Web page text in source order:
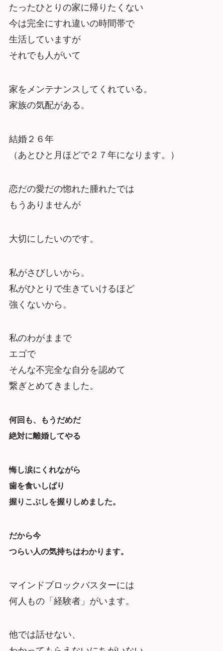
たったひとりの家に帰りたくない
今は完全にすれ違いの時間帯で
生活していますが
それでも人がいて
家をメンテナンスしてくれている。
家族の気配がある。
結婚２６年
（あとひと月ほどで２７年になります。）
恋だの愛だの惚れた腫れたでは
もうありませんが
大切にしたいのです。
私がさびしいから。
私がひとりで生きていけるほど
強くないから。
私のわがままで
エゴで
そんな不完全な自分を認めて
繋ぎとめてきました。
何回も、もうだめだ
絶対に離婚してやる
悔し涙にくれながら
歯を食いしばり
握りこぶしを握りしめました。
だから今
つらい人の気持ちはわかります。
マインドブロックバスターには
何人もの「経験者」がいます。
他では話せない、